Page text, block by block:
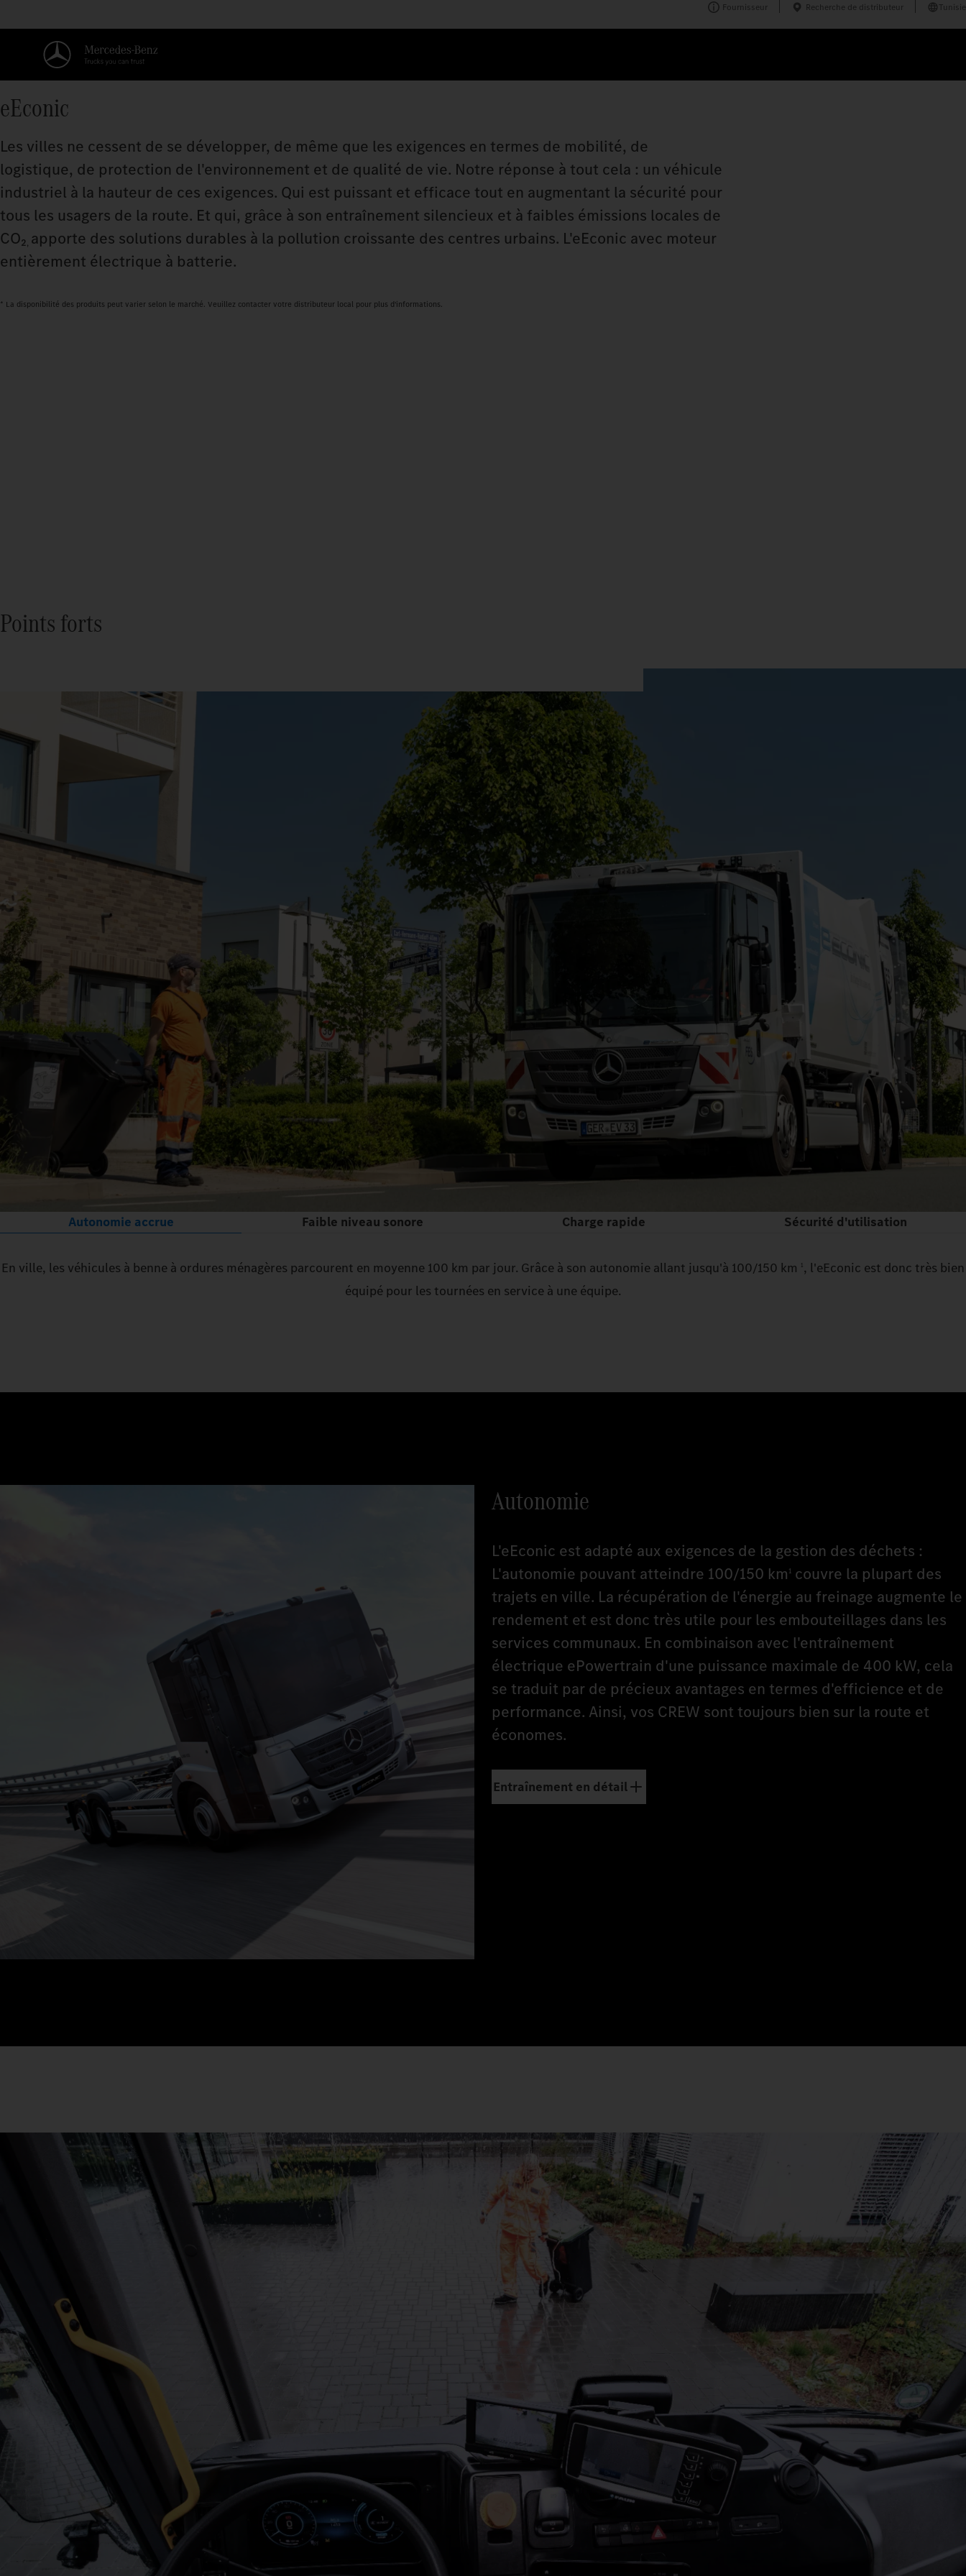
Fournisseur Recherche de distributeur Tunisie
eEconic
Les villes ne cessent de se développer, de même que les exigences en termes de mobilité, de
logistique, de protection de l'environnement et de qualité de vie. Notre réponse à tout cela : un véhicule
industriel à la hauteur de ces exigences. Qui est puissant et efficace tout en augmentant la sécurité pour
tous les usagers de la route. Et qui, grâce à son entraînement silencieux et à faibles émissions locales de
CO₂, apporte des solutions durables à la pollution croissante des centres urbains. L'eEconic avec moteur
entièrement électrique à batterie.
* La disponibilité des produits peut varier selon le marché. Veuillez contacter votre distributeur local pour plus d'informations.
Points forts
Autonomie accrue Faible niveau sonore Charge rapide Sécurité d'utilisation
En ville, les véhicules à benne à ordures ménagères parcourent en moyenne 100 km par jour. Grâce à son autonomie allant jusqu'à 100/150 km 1, l'eEconic est donc très bien
équipé pour les tournées en service à une équipe.
Autonomie
L'eEconic est adapté aux exigences de la gestion des déchets :
L'autonomie pouvant atteindre 100/150 km 1 couvre la plupart des
trajets en ville. La récupération de l'énergie au freinage augmente le
rendement et est donc très utile pour les embouteillages dans les
services communaux. En combinaison avec l'entraînement
électrique ePowertrain d'une puissance maximale de 400 kW, cela
se traduit par de précieux avantages en termes d'efficience et de
performance. Ainsi, vos CREW sont toujours bien sur la route et
économes.
Entraînement en détail